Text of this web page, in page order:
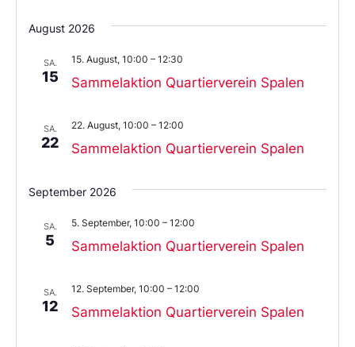
Sie
das
aus.
August 2026
SA.
15 Sammelaktion Quartierverein Spalen
15. August, 10:00 – 12:30
SA.
22 Sammelaktion Quartierverein Spalen
22. August, 10:00 – 12:00
September 2026
SA.
5 Sammelaktion Quartierverein Spalen
5. September, 10:00 – 12:00
SA.
12 Sammelaktion Quartierverein Spalen
12. September, 10:00 – 12:00